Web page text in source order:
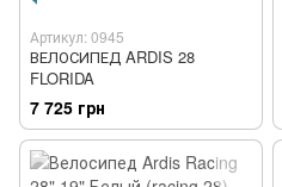
Артикул: 0945
ВЕЛОСИПЕД ARDIS 28
FLORIDA
7 725 грн